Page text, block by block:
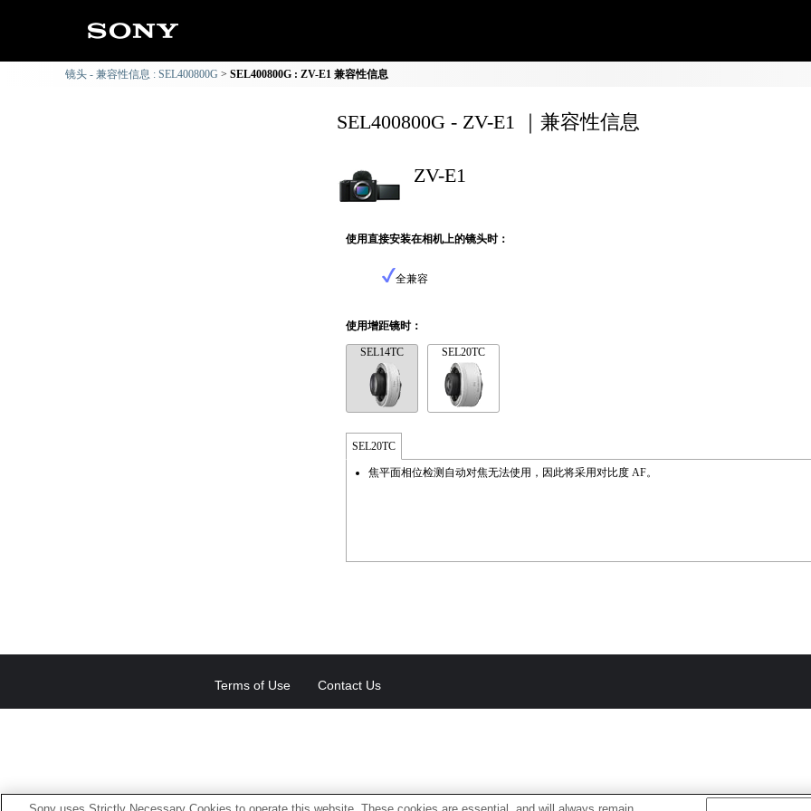
镜头 - 兼容性信息 : SEL400800G SEL400800G : ZV-E1 兼容性信息
SEL400800G - ZV-E1 ｜兼容性信息
ZV-E1
使用直接安装在相机上的镜头时：
全兼容
使用增距镜时：
SEL14TC SEL20TC
SEL20TC
焦平面相位检测自动对焦无法使用，因此将采用对比度 AF。
Terms of Use Contact Us